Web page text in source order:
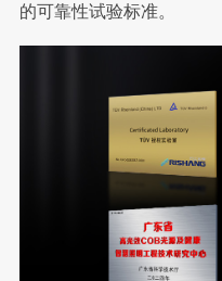
的可靠性试验标准。